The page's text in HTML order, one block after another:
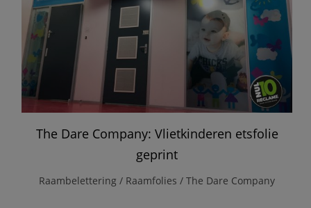
The Dare Company: Vlietkinderen etsfolie
geprint
Raambelettering / Raamfolies / The Dare Company